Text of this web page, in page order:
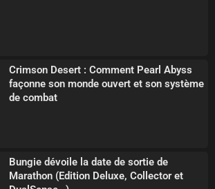
Crimson Desert : Comment Pearl Abyss
façonne son monde ouvert et son système
de combat
Bungie dévoile la date de sortie de
Marathon (Edition Deluxe, Collector et